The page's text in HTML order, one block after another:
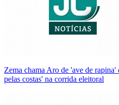
Zema chama Aro de 'ave de
pelas costas' na corrida eleitoral